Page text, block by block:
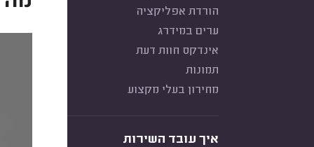
הורדת אפליקציה
ערים במידרג
אינדקס חוות דעת
תמונות
מחירון בעלי מקצוע
איך עובד השירות